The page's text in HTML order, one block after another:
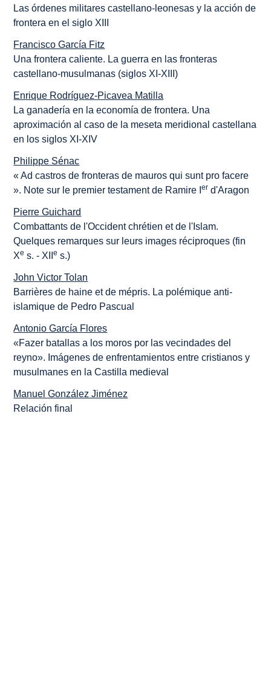
Las órdenes militares castellano-leonesas y la acción de
frontera en el siglo XIII
Francisco García Fitz
Una frontera caliente. La guerra en las fronteras
castellano-musulmanas (siglos XI-XIII)
Enrique Rodríguez-Picavea Matilla
La ganadería en la economía de frontera. Una
aproximación al caso de la meseta meridional castellana
en los siglos XI-XIV
Philippe Sénac
« Ad castros de fronteras de mauros qui sunt pro facere
». Note sur le premier testament de Ramire Ier d'Aragon
Pierre Guichard
Combattants de l'Occident chrétien et de l'Islam.
Quelques remarques sur leurs images réciproques (fin
Xe s. - XIIe s.)
John Victor Tolan
Barrières de haine et de mépris. La polémique anti-
islamique de Pedro Pascual
Antonio García Flores
«Fazer batallas a los moros por las vecindades del
reyno». Imágenes de enfrentamientos entre cristianos y
musulmanes en la Castilla medieval
Manuel González Jiménez
Relación final